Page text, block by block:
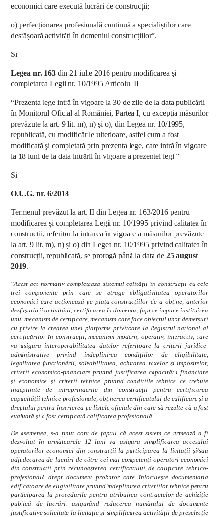
economici care execută lucrări de construcții;
o) perfecționarea profesională continuă a specialiștilor care
desfășoară activități în domeniul construcțiilor”.
Si
Legea nr. 163din 21 iulie 2016 pentru modificarea şi
completarea Legii nr. 10/1995 Articolul II
“Prezenta lege intră în vigoare la 30 de zile de la data publicării
în Monitorul Oficial al României, Partea I, cu excepţia măsurilor
prevăzute la art. 9 lit. m), n) şi o), din Legea nr. 10/1995,
republicată, cu modificările ulterioare, astfel cum a fost
modificată şi completată prin prezenta lege, care intră în vigoare
la 18 luni de la data intrării în vigoare a prezentei legi.”
Si
O.U.G. nr. 6/2018
Termenul prevăzut la art. II din Legea nr. 163/2016 pentru
modificarea și completarea Legii nr. 10/1995 privind calitatea în
construcții, referitor la intrarea în vigoare a măsurilor prevăzute
la art. 9 lit. m), n) și o) din Legea nr. 10/1995 privind calitatea în
construcții, republicată, se prorogă până la data de 25 august
2019.
''Acest act normativ completeaza sistemul calității în construcții cu cele
trei componente prin care se atrage obligativitatea operatorilor
economici care acționează pe piața construcțiilor de a obține, anterior
desfășurării activității, certificarea în domeniu, fapt ce impune instituirea
unui mecanism de certificare, mecanism care face obiectul unor demersuri
cu privire la crearea unei platforme privitoare la Registrul național al
certificărilor în construcții, mecanism modern, operativ, interactiv, care
va asigura interoperabilitatea datelor referitoare la criterii juridice-
administrative privind îndeplinirea condițiilor de eligibilitate,
legalitatea funcționării, solvabilitatea, achitarea taxelor și impozitelor,
criterii economico-financiare privind justificarea capacității financiare
și economice și criterii tehnice privind condițiile tehnice ce trebuie
îndeplinite de întreprinderile din construcții pentru certificarea
capacității tehnice profesionale, obținerea certificatului de calificare și a
dreptului pentru înscrierea pe listele oficiale din care să rezulte că a fost
evaluată și a fost certificată calificarea profesională.
De asemenea, s-a ținut cont de faptul că acest sistem ce urmează a fi
dezvoltat în următoarele 12 luni va asigura simplificarea accesului
operatorilor economici din construcții la participarea la licitații și/sau
adjudecarea de lucrări de către cei mai competenți operatori economici
din construcții prin recunoașterea certificatului de calificare tehnico-
profesională drept document probator care înlocuiește documentația
edificatoare de eligibilitate privind îndeplinirea criteriilor tehnice pentru
participarea la procedurile pentru atribuirea contractelor de achiziție
publică de lucrări, asigurând reducerea numărului de documente
justificative solicitate la licitație și simplificarea activității de preselecție